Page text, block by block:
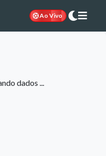
Ao Vivo
dados ...